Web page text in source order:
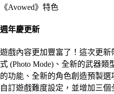
《Avowed》特色
週年慶更新
遊戲內容更加豐富了！這次更新
式 (Photo Mode)、全新的武器
的功能、全新的角色創造預製選
自訂遊戲難度設定，並增加三